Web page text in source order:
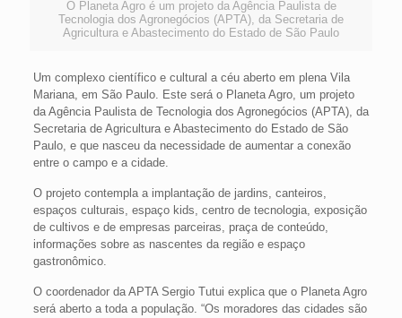
O Planeta Agro é um projeto da Agência Paulista de
Tecnologia dos Agronegócios (APTA), da Secretaria de
Agricultura e Abastecimento do Estado de São Paulo
Um complexo científico e cultural a céu aberto em plena Vila
Mariana, em São Paulo. Este será o Planeta Agro, um projeto
da Agência Paulista de Tecnologia dos Agronegócios (APTA), da
Secretaria de Agricultura e Abastecimento do Estado de São
Paulo, e que nasceu da necessidade de aumentar a conexão
entre o campo e a cidade.
O projeto contempla a implantação de jardins, canteiros,
espaços culturais, espaço kids, centro de tecnologia, exposição
de cultivos e de empresas parceiras, praça de conteúdo,
informações sobre as nascentes da região e espaço
gastronômico.
O coordenador da APTA Sergio Tutui explica que o Planeta Agro
será aberto a toda a população. “Os moradores das cidades são